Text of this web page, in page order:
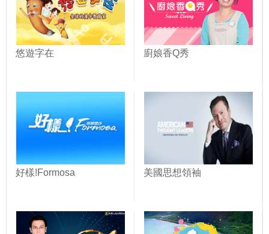
悠遊字在 廚娘香Q秀
好樣!Formosa 美國思想領袖